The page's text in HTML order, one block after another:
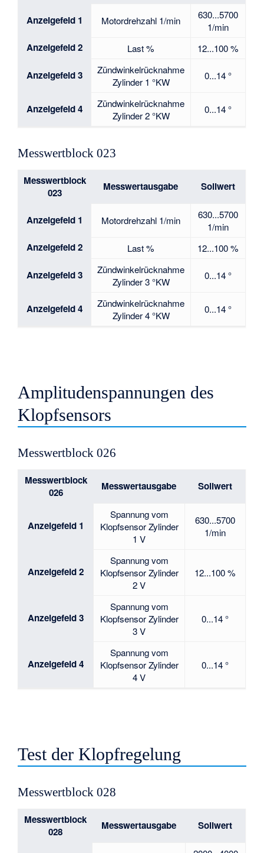
Anzeigefeld 1 Motordrehzahl 1/min
630...5700
1/min
Anzeigefeld 2 Last % 12...100 %
Anzeigefeld 3
Zündwinkelrücknahme
Zylinder 1 °KW
0...14 °
Anzeigefeld 4
Zündwinkelrücknahme
Zylinder 2 °KW
0...14 °
Messwertblock 023
Messwertblock
023
Messwertausgabe Sollwert
Anzeigefeld 1 Motordrehzahl 1/min
630...5700
1/min
Anzeigefeld 2 Last % 12...100 %
Anzeigefeld 3
Zündwinkelrücknahme
Zylinder 3 °KW
0...14 °
Anzeigefeld 4
Zündwinkelrücknahme
Zylinder 4 °KW
0...14 °
Amplitudenspannungen des
Klopfsensors
Messwertblock 026
Messwertblock
026
Messwertausgabe Sollwert
Anzeigefeld 1
Spannung vom
Klopfsensor Zylinder
1 V
630...5700
1/min
Anzeigefeld 2
Spannung vom
Klopfsensor Zylinder
2 V
12...100 %
Anzeigefeld 3
Spannung vom
Klopfsensor Zylinder
3 V
0...14 °
Anzeigefeld 4
Spannung vom
Klopfsensor Zylinder
4 V
0...14 °
Test der Klopfregelung
Messwertblock 028
Messwertblock
028
Messwertausgabe Sollwert